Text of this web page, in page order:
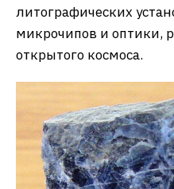
литографических
микрочипов и оптики,
открытого космоса.